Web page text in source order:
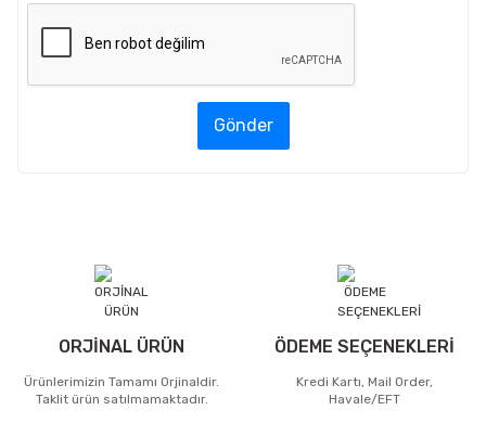
Gönder
ORJİNAL ÜRÜN
Ürünlerimizin Tamamı Orjinaldir.
Taklit ürün satılmamaktadır.
ÖDEME SEÇENEKLERİ
Kredi Kartı, Mail Order,
Havale/EFT